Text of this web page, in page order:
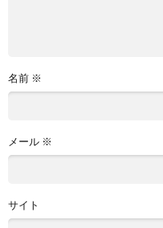
名前 ※
メール ※
サイト